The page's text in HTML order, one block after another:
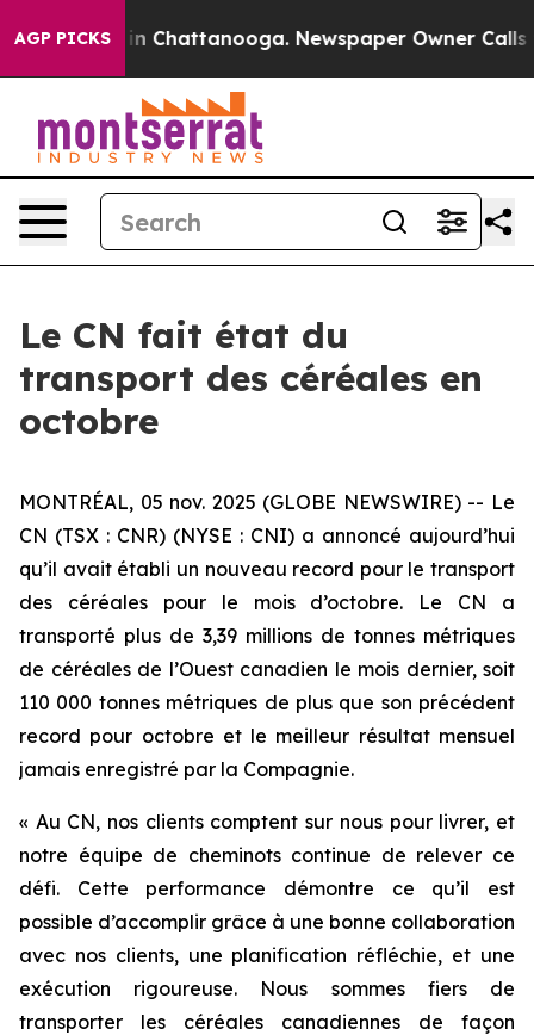
AGP PICKS
Chaos in Chattanooga. Newspaper Owner Calls
Le CN fait état du
transport des céréales en
octobre
MONTRÉAL, 05 nov. 2025 (GLOBE NEWSWIRE) -- Le
CN (TSX : CNR) (NYSE : CNI) a annoncé aujourd’hui
qu’il avait établi un nouveau record pour le transport
des céréales pour le mois d’octobre. Le CN a
transporté plus de 3,39 millions de tonnes métriques
de céréales de l’Ouest canadien le mois dernier, soit
110 000 tonnes métriques de plus que son précédent
record pour octobre et le meilleur résultat mensuel
jamais enregistré par la Compagnie.
« Au CN, nos clients comptent sur nous pour livrer, et
notre équipe de cheminots continue de relever ce
défi. Cette performance démontre ce qu’il est
possible d’accomplir grâce à une bonne collaboration
avec nos clients, une planification réfléchie, et une
exécution rigoureuse. Nous sommes fiers de
transporter les céréales canadiennes de façon